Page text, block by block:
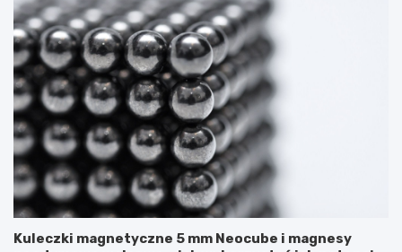
Kuleczki magnetyczne 5 mm Neocube i magnesy